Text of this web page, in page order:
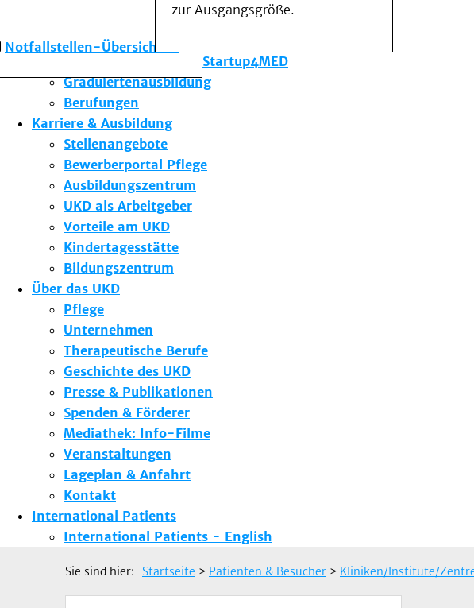
Notfallstellen-Übersicht
zur Ausgangsgröße.
Forschung am UKD
Studium & Lehre
Gründungsförderung Startup4MED
Graduiertenausbildung
Berufungen
Karriere & Ausbildung
Stellenangebote
Bewerberportal Pflege
Ausbildungszentrum
UKD als Arbeitgeber
Vorteile am UKD
Kindertagesstätte
Bildungszentrum
Über das UKD
Pflege
Unternehmen
Therapeutische Berufe
Geschichte des UKD
Presse & Publikationen
Spenden & Förderer
Mediathek: Info-Filme
Veranstaltungen
Lageplan & Anfahrt
Kontakt
International Patients
International Patients - English
Sie sind hier: Startseite > Patienten & Besucher > Kliniken/Institute/